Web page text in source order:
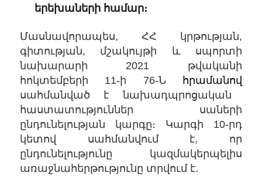
երեխաների համար։
Մասնավորապես, ՀՀ կրթության,
գիտության, մշակույթի և սպորտի
նախարարի 2021 թվականի
հոկտեմբերի 11-ի 76-Ն
հրամանով
սահմանված է նախադպրոցական
հաստատություններ սաների
ընդունելության կարգը։ Կարգի 10-րդ
կետով սահմանվում է, որ
ընդունելությունը կազմակերպելիս
առաջնահերթությունը տրվում է․